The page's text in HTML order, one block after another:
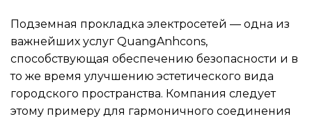
Подземная прокладка электросетей — одна из
важнейших услуг QuangAnhcons,
способствующая обеспечению безопасности и в
то же время улучшению эстетического вида
городского пространства. Компания следует
этому примеру для гармоничного соединения